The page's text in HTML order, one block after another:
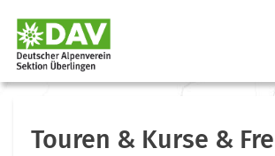
Touren & Kurse &